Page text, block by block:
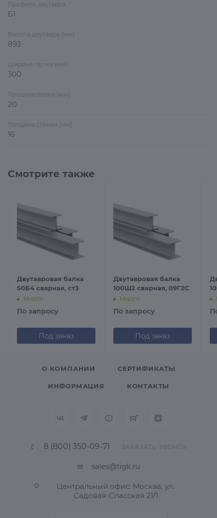
Профиль двутавра
Б1
Высота двутавра (мм)
893
Ширина полки (мм)
300
Толщина полки (мм)
20
Толщина стенки (мм)
16
Смотрите также
Двутавровая балка
50Б4 сварная, ст3
Много
По запросу
Под заказ
Двутавровая балка
100Ш2 сварная, 09Г2С
Много
По запросу
Под заказ
О КОМПАНИИ СЕРТИФИКАТЫ
ИНФОРМАЦИЯ КОНТАКТЫ
8 (800) 350-09-71 ЗАКАЗАТЬ ЗВОНОК
sales@tigk.ru
Центральный офис: Москва, ул.
Садовая-Спасская 21/1